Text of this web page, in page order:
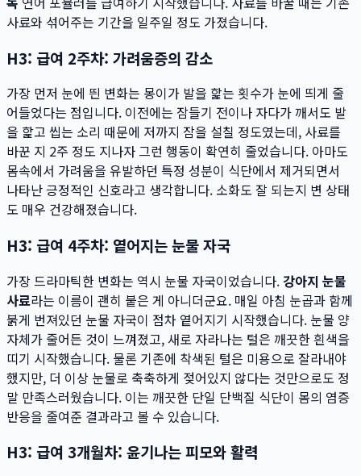
사료와 섞어주는 기간을 일주일 정도 가졌습니다.
H3: 급여 2주차: 가려움증의 감소
가장 먼저 눈에 띈 변화는 몽이가 발을 핥는 횟수가 눈에 띄게 줄
어들었다는 점입니다. 이전에는 잠들기 전이나 자다가 깨서도 발
을 핥고 씹는 소리 때문에 저까지 잠을 설칠 정도였는데, 사료를
바꾼 지 2주 정도 지나자 그런 행동이 확연히 줄었습니다. 아마도
몸속에서 가려움을 유발하던 특정 성분이 식단에서 제거되면서
나타난 긍정적인 신호라고 생각합니다. 소화도 잘 되는지 변 상태
도 매우 건강해졌습니다.
H3: 급여 4주차: 옅어지는 눈물 자국
가장 드라마틱한 변화는 역시 눈물 자국이었습니다.강아지 눈물
사료라는 이름이 괜히 붙은 게 아니더군요. 매일 아침 눈곱과 함께
붉게 번져있던 눈물 자국이 점차 옅어지기 시작했습니다. 눈물 양
자체가 줄어든 것이 느껴졌고, 새로 자라나는 털은 깨끗한 흰색을
띠기 시작했습니다. 물론 기존에 착색된 털은 미용으로 잘라내야
했지만, 더 이상 눈물로 축축하게 젖어있지 않다는 것만으로도 정
말 만족스러웠습니다. 이는 깨끗한 단일 단백질 식단이 몸의 염증
반응을 줄여준 결과라고 볼 수 있습니다.
H3: 급여 3개월차: 윤기나는 피모와 활력